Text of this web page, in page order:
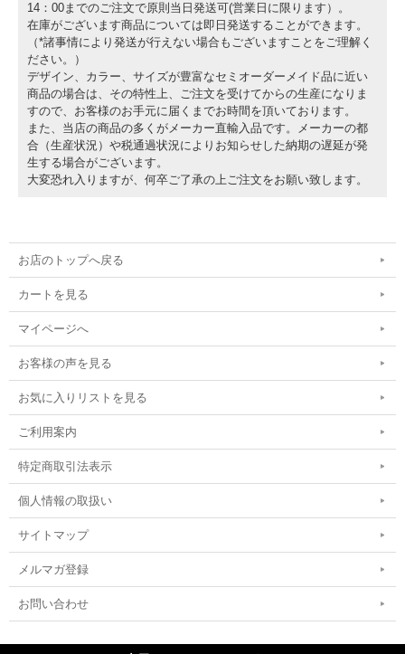
14：00までのご注文で原則当日発送可(営業日に限ります）。
在庫がございます商品については即日発送することができます。
（*諸事情により発送が行えない場合もございますことをご理解く
ださい。）
デザイン、カラー、サイズが豊富なセミオーダーメイド品に近い
商品の場合は、その特性上、ご注文を受けてからの生産になりま
すので、お客様のお手元に届くまでお時間を頂いております。
また、当店の商品の多くがメーカー直輸入品です。メーカーの都
合（生産状況）や税通過状況によりお知らせした納期の遅延が発
生する場合がございます。
大変恐れ入りますが、何卒ご了承の上ご注文をお願い致します。
お店のトップへ戻る
カートを見る
マイページへ
お客様の声を見る
お気に入りリストを見る
ご利用案内
特定商取引法表示
個人情報の取扱い
サイトマップ
メルマガ登録
お問い合わせ